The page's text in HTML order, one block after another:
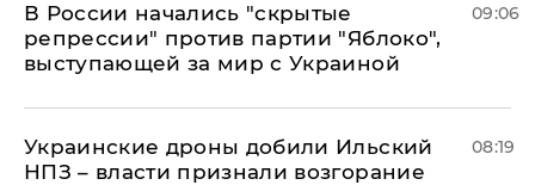
В России начались "скрытые
репрессии" против партии "Яблоко",
выступающей за мир с Украиной
09:06
Украинские дроны добили Ильский
НПЗ – власти признали возгорание
08:19